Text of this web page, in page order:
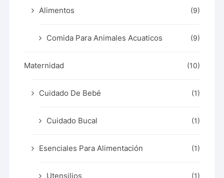
Alimentos (9)
Comida Para Animales Acuaticos (9)
Maternidad (10)
Cuidado De Bebé (1)
Cuidado Bucal (1)
Esenciales Para Alimentación (1)
Utensilios (1)